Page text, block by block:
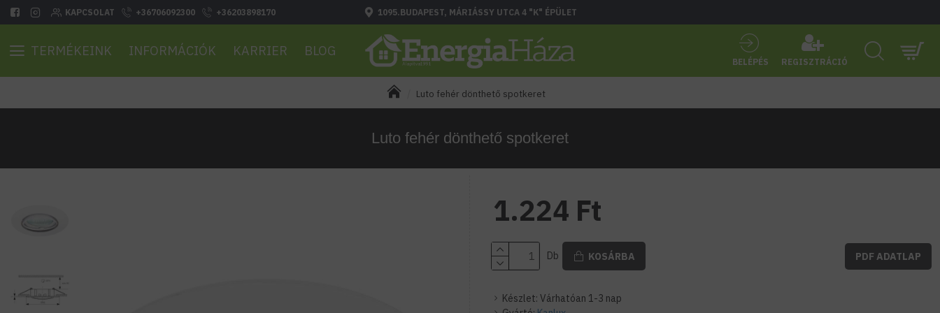
KAPCSOLAT +36706092300 +36203898170 1095.BUDAPEST, MÁRIÁSSY UTCA 4 "K" ÉPÜLET
TERMÉKEINK INFORMÁCIÓK KARRIER BLOG
BELÉPÉS REGISZTRÁCIÓ
Luto fehér dönthető spotkeret
Luto fehér dönthető spotkeret
Készlet: Várhatóan 1-3 nap
1.224 Ft
Db KOSÁRBA PDF ADATLAP